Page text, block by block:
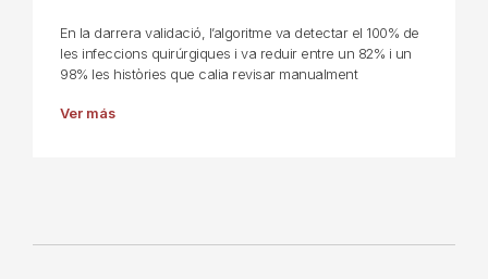
En la darrera validació, l’algoritme va detectar el 100% de
les infeccions quirúrgiques i va reduir entre un 82% i un
98% les històries que calia revisar manualment
Ver más